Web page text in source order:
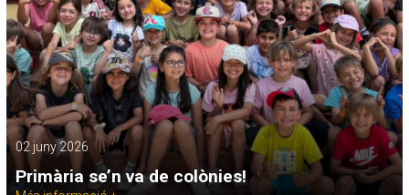
02 juny 2026
Primària se’n va de colònies!